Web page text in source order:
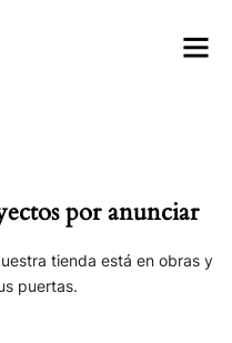
por anunciar
tienda está en obras y
puertas.